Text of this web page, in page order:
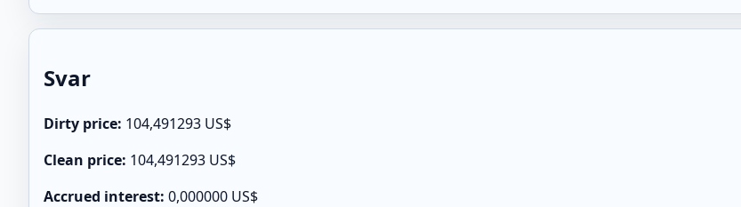
Svar
Dirty price: 104,491293 US$
Clean price: 104,491293 US$
Accrued interest: 0,000000 US$